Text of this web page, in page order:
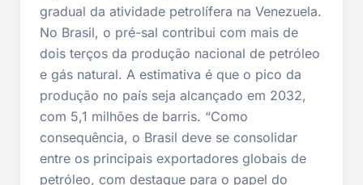
gradual da atividade petrolífera na Venezuela.
No Brasil, o pré-sal contribui com mais de
dois terços da produção nacional de petróleo
e gás natural. A estimativa é que o pico da
produção no país seja alcançado em 2032,
com 5,1 milhões de barris. “Como
consequência, o Brasil deve se consolidar
entre os principais exportadores globais de
petróleo, com destaque para o papel do